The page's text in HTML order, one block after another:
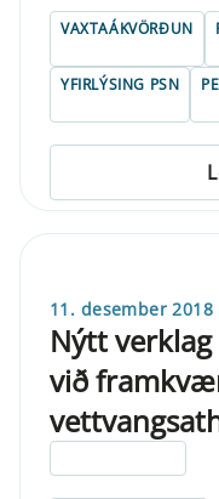
VAXTAÁKVÖRÐUN
YFIRLÝSING PSN
11. desember 2018
Nýtt
við